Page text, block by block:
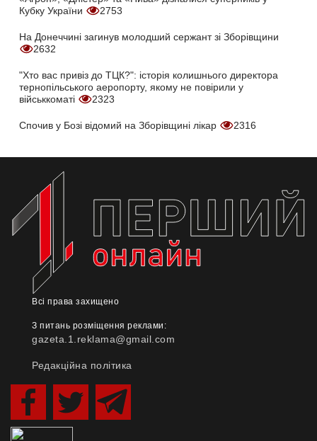
Кубку України
2753
На Донеччині загинув молодший сержант зі Зборівщини
2632
"Хто вас привіз до ТЦК?": історія колишнього директора
тернопільського аеропорту, якому не повірили у
військкоматі
2323
Спочив у Бозі відомий на Зборівщині лікар 2316
Всі права захищено
З питань розміщення реклами:
gazeta.1.reklama@gmail.com
Редакційна політика